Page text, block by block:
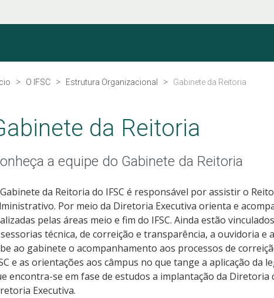
O IFSC Estrutura Organizacional Gabinete da Reitoria
da Reitoria
a equipe do Gabinete da Reitoria
da Reitoria do IFSC é responsável por assistir o
Por meio da Diretoria Executiva orienta e
pelas áreas meio e fim do IFSC. Ainda estão
técnica, de correição e transparência, a ouvidoria
ao gabinete o acompanhamento aos processos de
e as orientações aos câmpus no que tange a aplicação da
encontra-se em fase de estudos a implantação da Diretoria
Executiva.